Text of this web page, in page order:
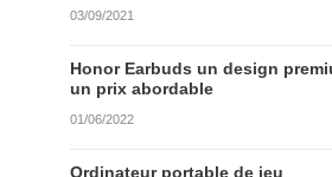
03/09/2021
Honor Earbuds un design
un prix abordable
01/06/2022
Ordinateur portable de jeu